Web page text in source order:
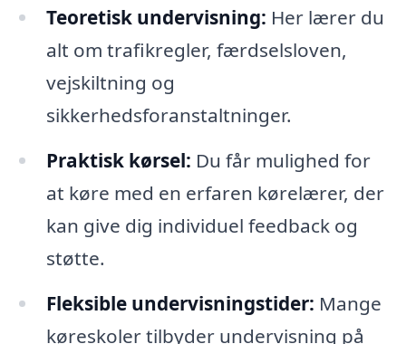
Teoretisk undervisning: Her lærer du
alt om trafikregler, færdselsloven,
vejskiltning og
sikkerhedsforanstaltninger.
Praktisk kørsel: Du får mulighed for
at køre med en erfaren kørelærer, der
kan give dig individuel feedback og
støtte.
Fleksible undervisningstider: Mange
køreskoler tilbyder undervisning på